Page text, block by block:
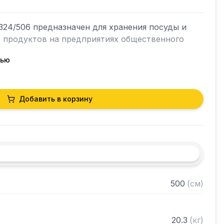
506 предназначен для хранения посуды и
на предприятиях общественного
разборный
нержавеющей стали марки AISI 430 толщиной
регулируемое с шагом 50 мм
разобранном виде
Добавить в корзину
500 (см)
20.3 (кг)